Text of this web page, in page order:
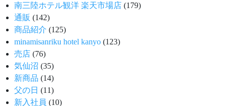
南三陸ホテル観洋 楽天市場店 (179)
通販 (142)
商品紹介 (125)
minamisanriku hotel kanyo (123)
売店 (76)
気仙沼 (35)
新商品 (14)
父の日 (11)
新入社員 (10)